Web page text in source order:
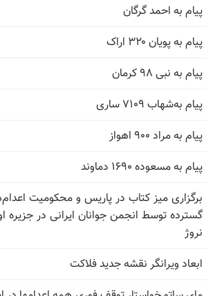
پیام به احمد گرگان
پیام به پویان ۳۲۰ اراک
پیام به نبی ۹۸ کرمان
پیام به‌شهاب ۷۱۰۹ ساری
پیام به مراد ۹۰۰ اهواز
پیام به مسعوده ۱۶۹۰ دماوند
برگزاری میز کتاب در پاریس و محکومیت
گسترده توسط انجمن جوانان ایرانی در جزیره
نروژ
ابعاد ویرانگر نقشه جدید فلاکت